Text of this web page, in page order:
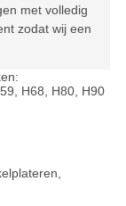
met volledig
zodat wij een
H68, H80, H90